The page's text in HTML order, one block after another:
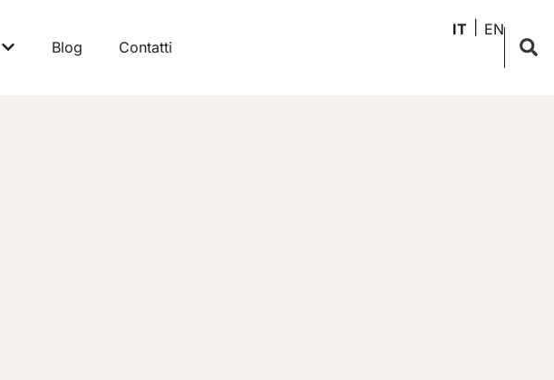
Blog Contatti
IT EN